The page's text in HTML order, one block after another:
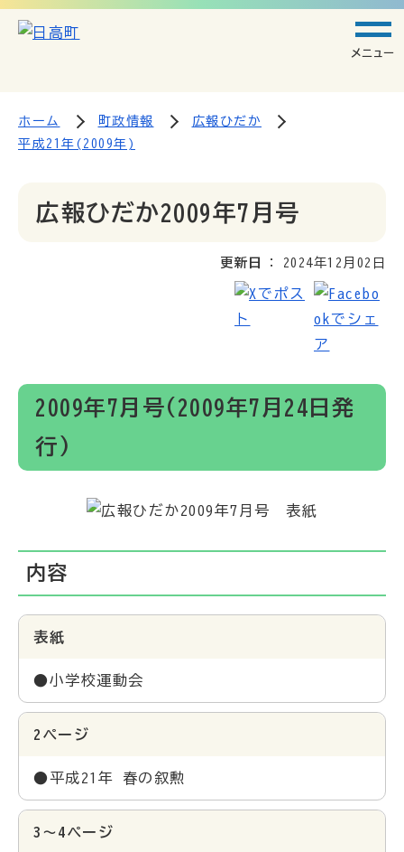
メニュー
ホーム 町政情報
広報ひだか
平成21年(2009年)
広報ひだか2009年7月号
更新日 2024年12月02日
2009年7月号(2009年7月24日発
行)
内容
表紙
●小学校運動会
2ページ
●平成21年 春の叙勲
3～4ページ